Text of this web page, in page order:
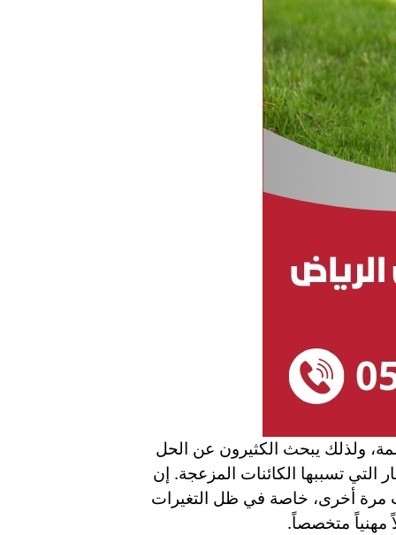
ولذلك يبحث الكثيرون عن الحل
تسببها الكائنات المزعجة. إن
مرة أخرى، خاصة في ظل التغيرات
مهنياً متخصصاً.